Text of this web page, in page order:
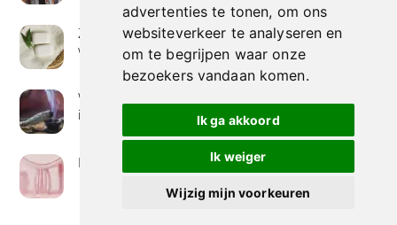
advertenties te tonen, om ons
websiteverkeer te analyseren en
om te begrijpen waar onze
bezoekers vandaan komen.
Ik ga akkoord
Ik weiger
Wijzig mijn voorkeuren
Zeep met een hoog vetgehalte: mythe of
werkelijkheid?
Wierook betekenis geven : geurende avonturen
in je huis
Het belang van collageen voor de huid